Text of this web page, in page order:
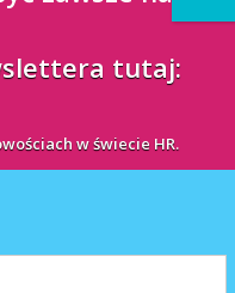
tutaj:
w świecie HR.